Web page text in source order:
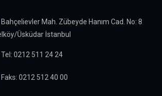
Bahçelievler Mah. Zübeyde Hanım Cad. No: 8
Üsküdar İstanbul
Tel: 0212 511 24 24
Faks: 0212 512 40 00